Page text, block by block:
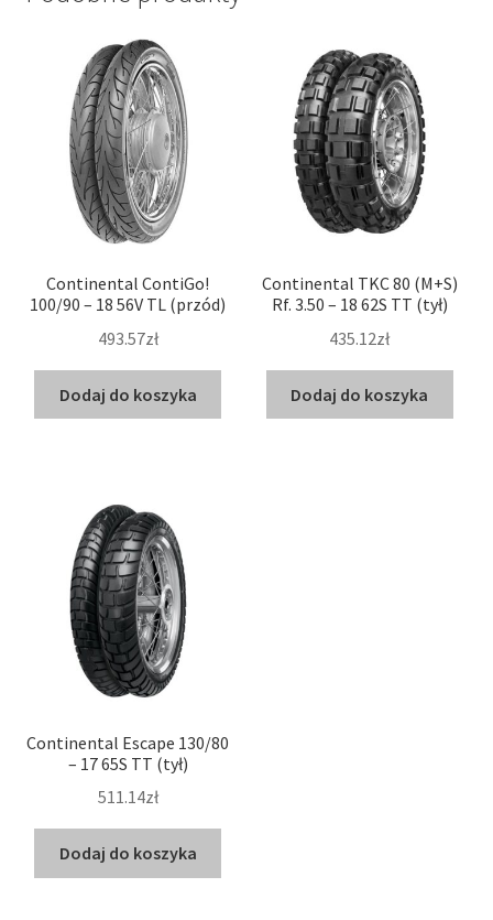
Continental ContiGo!
100/90 – 18 56V TL (przód)
493.57zł
Dodaj do koszyka
Continental TKC 80 (M+S)
Rf. 3.50 – 18 62S TT (tył)
435.12zł
Dodaj do koszyka
Continental Escape 130/80
– 17 65S TT (tył)
511.14zł
Dodaj do koszyka